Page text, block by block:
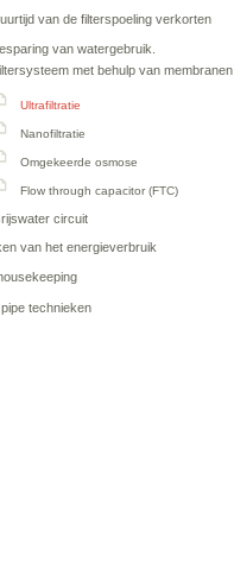
van de filterspoeling verkorten
van watergebruik.
met behulp van membranen
Ultrafiltratie
Nanofiltratie
Omgekeerde osmose
Flow through capacitor (FTC)
circuit
van het energieverbruik
technieken